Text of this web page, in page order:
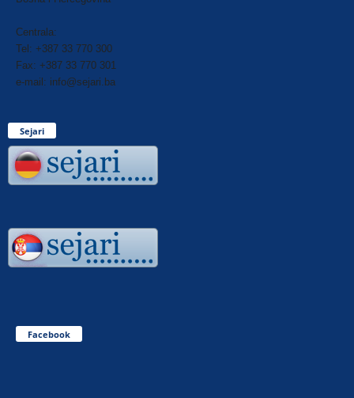
Centrala:
Tel: +387 33 770 300
Fax: +387 33 770 301
e-mail: info@sejari.ba
Sejari
Facebook